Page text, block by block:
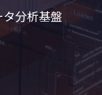
分析基盤